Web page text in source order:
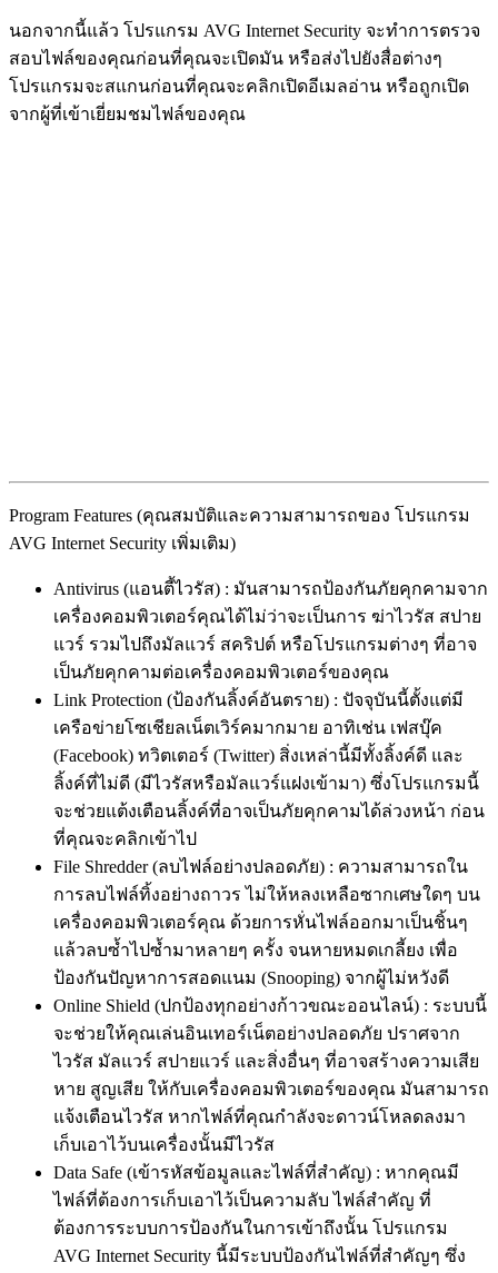
นอกจากนี้แล้ว โปรแกรม AVG Internet Security จะทำการตรวจ
สอบไฟล์ของคุณก่อนที่คุณจะเปิดมัน หรือส่งไปยังสื่อต่างๆ
โปรแกรมจะสแกนก่อนที่คุณจะคลิกเปิดอีเมลอ่าน หรือถูกเปิด
จากผู้ที่เข้าเยี่ยมชมไฟล์ของคุณ
Program Features (คุณสมบัติและความสามารถของ โปรแกรม
AVG Internet Security เพิ่มเติม)
Antivirus (แอนตี้ไวรัส) : มันสามารถป้องกันภัยคุกคามจาก
เครื่องคอมพิวเตอร์คุณได้ไม่ว่าจะเป็นการ ฆ่าไวรัส สปาย
แวร์ รวมไปถึงมัลแวร์ สคริปต์ หรือโปรแกรมต่างๆ ที่อาจ
เป็นภัยคุกคามต่อเครื่องคอมพิวเตอร์ของคุณ
Link Protection (ป้องกันลิ้งค์อันตราย) : ปัจจุบันนี้ตั้งแต่มี
เครือข่ายโซเชียลเน็ตเวิร์คมากมาย อาทิเช่น เฟสบุ๊ค
(Facebook) ทวิตเตอร์ (Twitter) สิ่งเหล่านี้มีทั้งลิ้งค์ดี และ
ลิ้งค์ที่ไม่ดี (มีไวรัสหรือมัลแวร์แฝงเข้ามา) ซึ่งโปรแกรมนี้
จะช่วยแต้งเตือนลิ้งค์ที่อาจเป็นภัยคุกคามได้ล่วงหน้า ก่อน
ที่คุณจะคลิกเข้าไป
File Shredder (ลบไฟล์อย่างปลอดภัย) : ความสามารถใน
การลบไฟล์ทิ้งอย่างถาวร ไม่ให้หลงเหลือซากเศษใดๆ บน
เครื่องคอมพิวเตอร์คุณ ด้วยการหั่นไฟล์ออกมาเป็นชิ้นๆ
แล้วลบซ้ำไปซ้ำมาหลายๆ ครั้ง จนหายหมดเกลี้ยง เพื่อ
ป้องกันปัญหาการสอดแนม (Snooping) จากผู้ไม่หวังดี
Online Shield (ปกป้องทุกอย่างก้าวขณะออนไลน์) : ระบบนี้
จะช่วยให้คุณเล่นอินเทอร์เน็ตอย่างปลอดภัย ปราศจาก
ไวรัส มัลแวร์ สปายแวร์ และสิ่งอื่นๆ ที่อาจสร้างความเสีย
หาย สูญเสีย ให้กับเครื่องคอมพิวเตอร์ของคุณ มันสามารถ
แจ้งเตือนไวรัส หากไฟล์ที่คุณกำลังจะดาวน์โหลดลงมา
เก็บเอาไว้บนเครื่องนั้นมีไวรัส
Data Safe (เข้ารหัสข้อมูลและไฟล์ที่สำคัญ) : หากคุณมี
ไฟล์ที่ต้องการเก็บเอาไว้เป็นความลับ ไฟล์สำคัญ ที่
ต้องการระบบการป้องกันในการเข้าถึงนั้น โปรแกรม
AVG Internet Security นี้มีระบบป้องกันไฟล์ที่สำคัญๆ ซึ่ง